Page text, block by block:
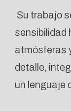
Su trabajo
sensibilidad
atmósferas
detalle,
un lenguaje